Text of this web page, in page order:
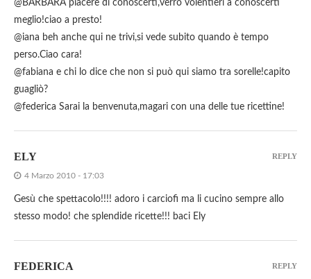
@BARBARA piacere di conoscerti,verrò volentieri a conoscerti
meglio!ciao a presto!
@iana beh anche qui ne trivi,si vede subito quando è tempo
perso.Ciao cara!
@fabiana e chi lo dice che non si può qui siamo tra sorelle!capito
guagliò?
@federica Sarai la benvenuta,magari con una delle tue ricettine!
ELY
4 Marzo 2010 - 17:03
Gesù che spettacolo!!!! adoro i carciofi ma li cucino sempre allo
stesso modo! che splendide ricette!!! baci Ely
REPLY
FEDERICA REPLY